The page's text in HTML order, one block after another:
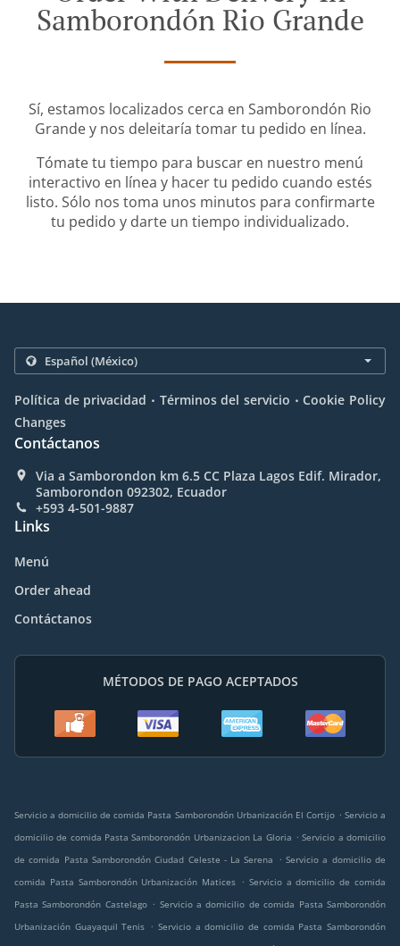
Samborondón Rio Grande
Sí, estamos localizados cerca en Samborondón Rio
Grande y nos deleitaría tomar tu pedido en línea.
Tómate tu tiempo para buscar en nuestro menú
interactivo en línea y hacer tu pedido cuando estés
listo. Sólo nos toma unos minutos para confirmarte
tu pedido y darte un tiempo individualizado.
Política de privacidad . Términos del servicio . Cookie Policy
Changes
Contáctanos
Via a Samborondon km 6.5 CC Plaza Lagos Edif. Mirador,
Samborondon 092302, Ecuador
+593 4-501-9887
Links
Menú
Order ahead
Contáctanos
MÉTODOS DE PAGO ACEPTADOS
Servicio a domicilio de comida Pasta Samborondón Urbanización El Cortijo . Servicio a
domicilio de comida Pasta Samborondón Urbanizacion La Gloria . Servicio a domicilio
de comida Pasta Samborondón Ciudad Celeste - La Serena
. Servicio a domicilio de
comida Pasta Samborondón Urbanización Matices . Servicio a domicilio de comida
Pasta Samborondón Castelago . Servicio a domicilio de comida Pasta Samborondón
Urbanización Guayaquil Tenis . Servicio a domicilio de comida Pasta Samborondón